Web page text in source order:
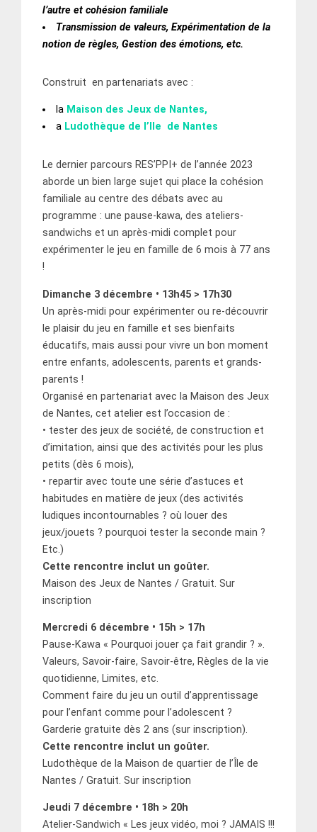
l’autre et cohésion familiale
Transmission de valeurs, Expérimentation de la
notion de règles, Gestion des émotions, etc.
Construit en partenariats avec :
la Maison des Jeux de Nantes,
a Ludothèque de l’Ile de Nantes
Le dernier parcours RES’PPI+ de l’année 2023
aborde un bien large sujet qui place la cohésion
familiale au centre des débats avec au
programme : une pause-kawa, des ateliers-
sandwichs et un après-midi complet pour
expérimenter le jeu en famille de 6 mois à 77 ans
!
Dimanche 3 décembre • 13h45 > 17h30
Un après-midi pour expérimenter ou re-découvrir
le plaisir du jeu en famille et ses bienfaits
éducatifs, mais aussi pour vivre un bon moment
entre enfants, adolescents, parents et grands-
parents !
Organisé en partenariat avec la Maison des Jeux
de Nantes, cet atelier est l’occasion de :
• tester des jeux de société, de construction et
d’imitation, ainsi que des activités pour les plus
petits (dès 6 mois),
• repartir avec toute une série d’astuces et
habitudes en matière de jeux (des activités
ludiques incontournables ? où louer des
jeux/jouets ? pourquoi tester la seconde main ?
Etc.)
Cette rencontre inclut un goûter.
Maison des Jeux de Nantes / Gratuit. Sur
inscription
Mercredi 6 décembre • 15h > 17h
Pause-Kawa « Pourquoi jouer ça fait grandir ? ».
Valeurs, Savoir-faire, Savoir-être, Règles de la vie
quotidienne, Limites, etc.
Comment faire du jeu un outil d’apprentissage
pour l’enfant comme pour l’adolescent ?
Garderie gratuite dès 2 ans (sur inscription).
Cette rencontre inclut un goûter.
Ludothèque de la Maison de quartier de l’Île de
Nantes / Gratuit. Sur inscription
Jeudi 7 décembre • 18h > 20h
Atelier-Sandwich « Les jeux vidéo, moi ? JAMAIS !!!